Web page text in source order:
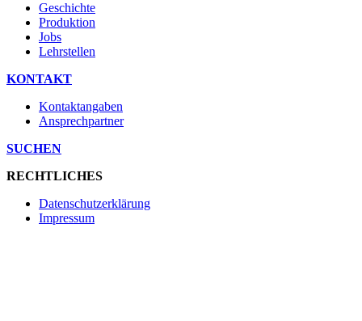
Geschichte
Produktion
Jobs
Lehrstellen
KONTAKT
Kontaktangaben
Ansprechpartner
SUCHEN
RECHTLICHES
Datenschutzerklärung
Impressum